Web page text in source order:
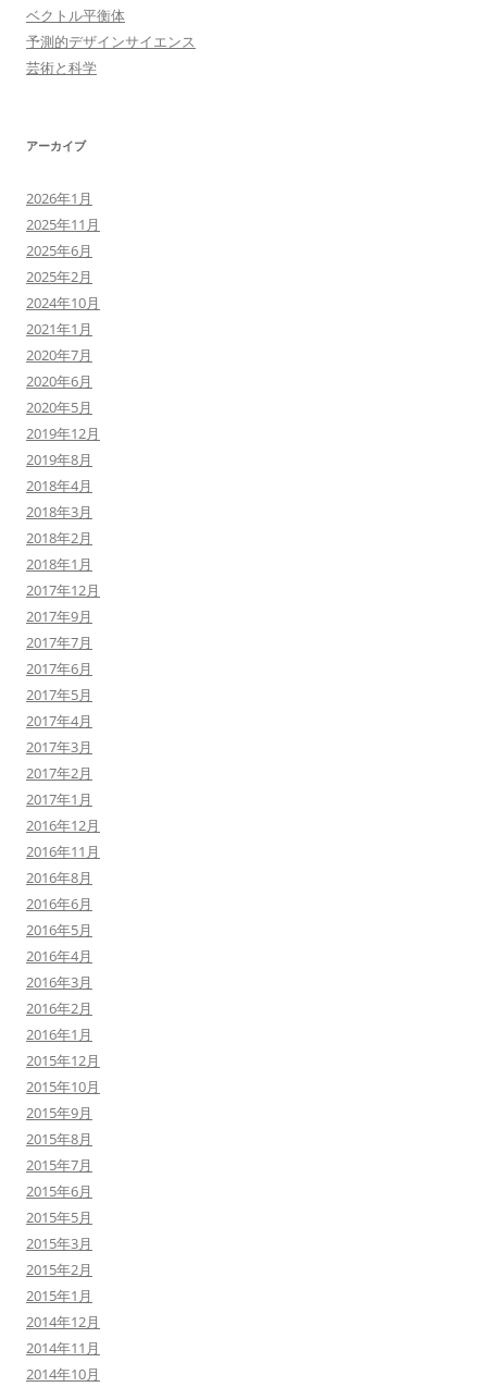
ベクトル平衡体
予測的デザインサイエンス
芸術と科学
アーカイブ
2026年1月
2025年11月
2025年6月
2025年2月
2024年10月
2021年1月
2020年7月
2020年6月
2020年5月
2019年12月
2019年8月
2018年4月
2018年3月
2018年2月
2018年1月
2017年12月
2017年9月
2017年7月
2017年6月
2017年5月
2017年4月
2017年3月
2017年2月
2017年1月
2016年12月
2016年11月
2016年8月
2016年6月
2016年5月
2016年4月
2016年3月
2016年2月
2016年1月
2015年12月
2015年10月
2015年9月
2015年8月
2015年7月
2015年6月
2015年5月
2015年3月
2015年2月
2015年1月
2014年12月
2014年11月
2014年10月